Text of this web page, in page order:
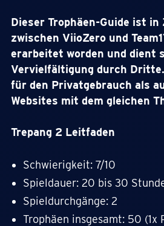
Dieser Trophäen-Guide ist
zwischen ViioZero und
erarbeitet worden und dient
Vervielfältigung durch
für den Privatgebrauch als
Websites mit dem gleichen
Trepang 2 Leitfaden
Schwierigkeit: 7/10
Spieldauer: 20 bis 30
Spieldurchgänge: 2
Trophäen insgesamt: 50 (1x